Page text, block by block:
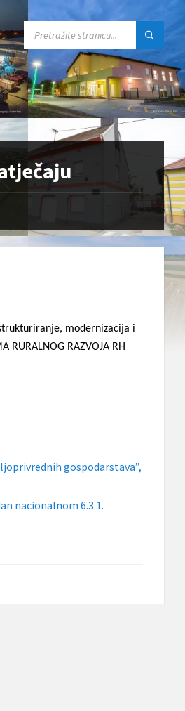
modernizacija i
RURALNOG RAZVOJA RH
gospodarstava”,
nacionalnom 6.3.1.